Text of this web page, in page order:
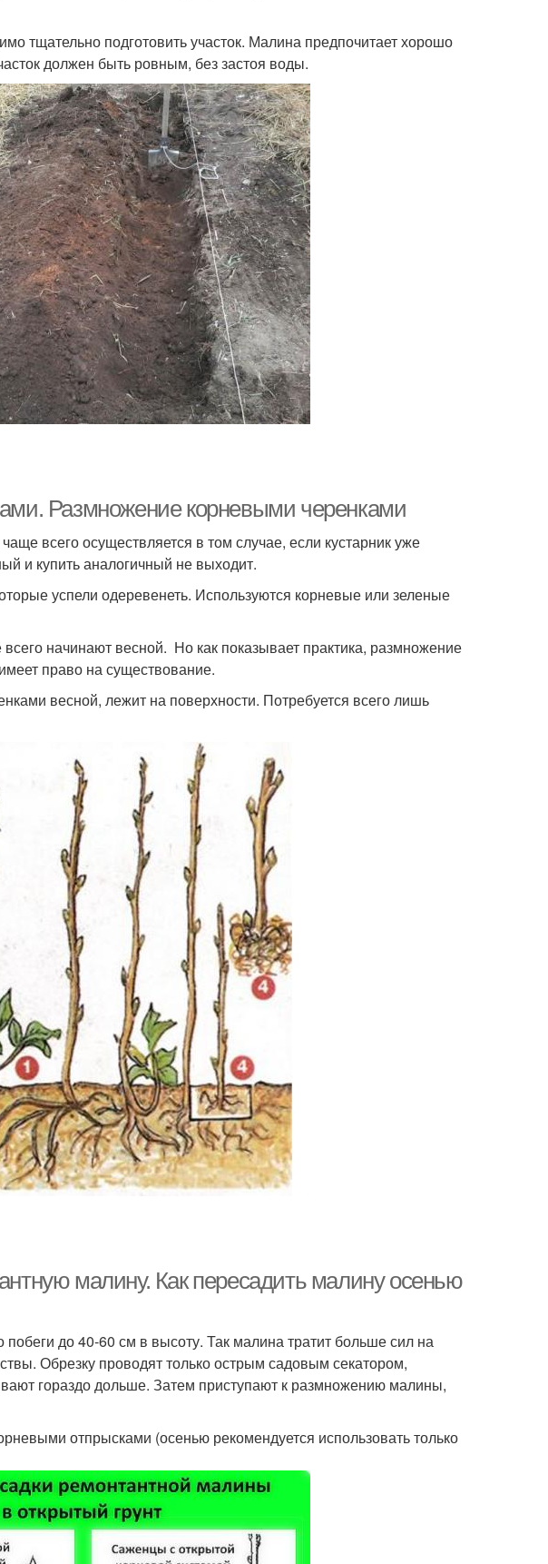
тщательно подготовить участок. Малина предпочитает хорошо
должен быть ровным, без застоя воды.
Размножение корневыми черенками
всего осуществляется в том случае, если кустарник уже
и купить аналогичный не выходит.
успели одеревенеть. Используются корневые или зеленые
начинают весной. Но как показывает практика, размножение
право на существование.
весной, лежит на поверхности. Потребуется всего лишь
малину. Как пересадить малину осенью
до 40-60 см в высоту. Так малина тратит больше сил на
Обрезку проводят только острым садовым секатором,
гораздо дольше. Затем приступают к размножению малины,
отпрысками (осенью рекомендуется использовать только